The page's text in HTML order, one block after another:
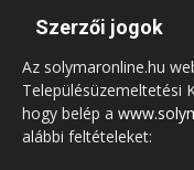
Szerzői jogok
Az solymaronline.hu
Településüzemeltetési
hogy belép a
alábbi feltételeket: